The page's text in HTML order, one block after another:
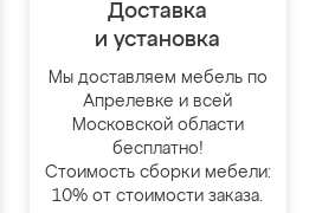
Доставка
и установка
Мы доставляем мебель по
Апрелевке и всей
Московской области
бесплатно!
Стоимость сборки мебели:
10% от стоимости заказа.